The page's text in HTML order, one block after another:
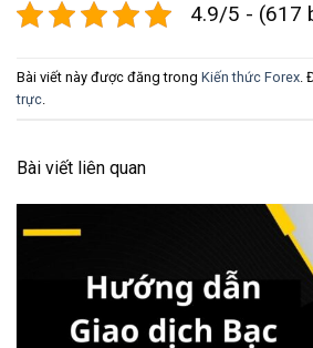
4.9/5 - (617
Bài viết này được đăng trong Kiến thức Forex .
trực
Bài viết liên quan